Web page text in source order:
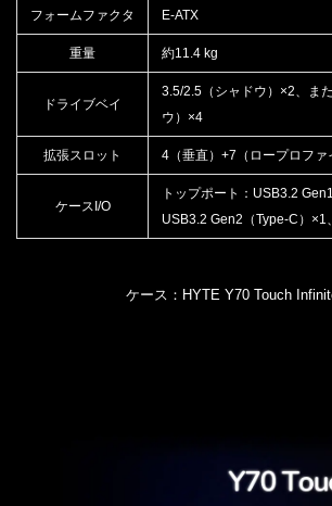
フォームファクタ E-ATX
重量 約11.4 kg
ドライブベイ
3.5/2.5（シャドウ）×2、ま
ウ）×4
拡張スロット 4（垂直）+7（ロープロファ
ケースI/O
トップポート：USB3.2
USB3.2 Gen2（Type-C）×1
ケース：HYTE Y70 Touch